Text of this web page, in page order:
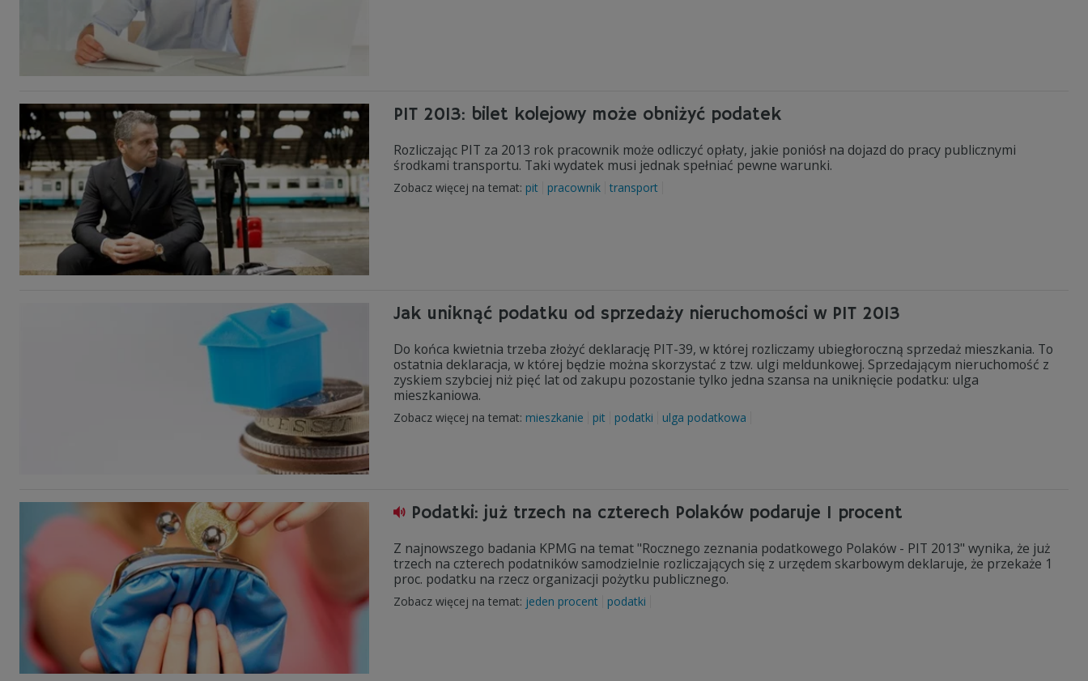
PIT 2013: bilet kolejowy może obniżyć podatek
Rozliczając PIT za 2013 rok pracownik może odliczyć opłaty, jakie poniósł na dojazd do pracy publicznymi
środkami transportu. Taki wydatek musi jednak spełniać pewne warunki.
Zobacz więcej na temat: pit pracownik transport
Jak uniknąć podatku od sprzedaży nieruchomości w PIT 2013
Do końca kwietnia trzeba złożyć deklarację PIT-39, w której rozliczamy ubiegłoroczną sprzedaż mieszkania. To
ostatnia deklaracja, w której będzie można skorzystać z tzw. ulgi meldunkowej. Sprzedającym nieruchomość z
zyskiem szybciej niż pięć lat od zakupu pozostanie tylko jedna szansa na uniknięcie podatku: ulga
mieszkaniowa.
Zobacz więcej na temat: mieszkanie pit podatki ulga podatkowa
Podatki: już trzech na czterech Polaków podaruje 1 procent
Z najnowszego badania KPMG na temat "Rocznego zeznania podatkowego Polaków - PIT 2013" wynika, że już
trzech na czterech podatników samodzielnie rozliczających się z urzędem skarbowym deklaruje, że przekaże 1
proc. podatku na rzecz organizacji pożytku publicznego.
Zobacz więcej na temat: jeden procent podatki